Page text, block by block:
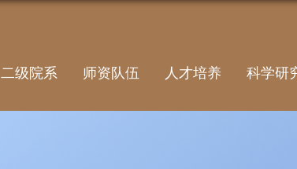
二级院系 师资队伍 人才培养 科学研